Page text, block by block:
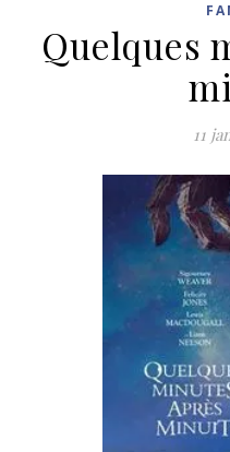
Quelques
11